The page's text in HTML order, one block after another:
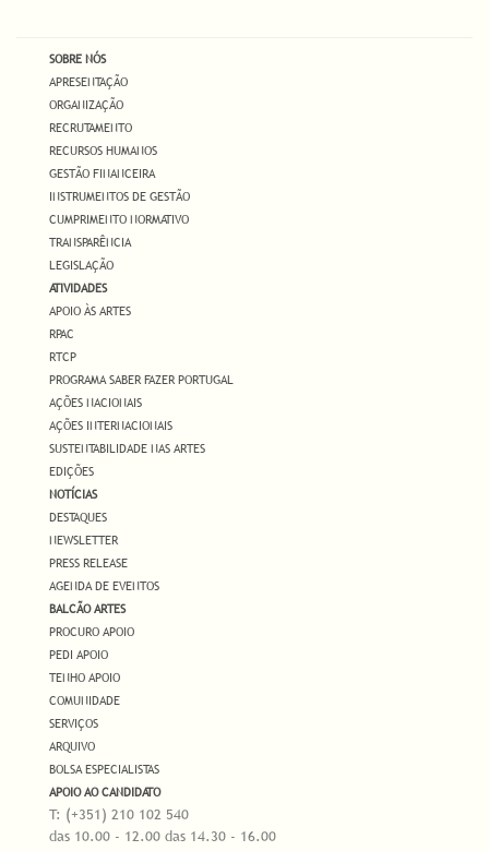
SOBRE NÓS
APRESENTAÇÃO
ORGANIZAÇÃO
RECRUTAMENTO
RECURSOS HUMANOS
GESTÃO FINANCEIRA
INSTRUMENTOS DE GESTÃO
CUMPRIMENTO NORMATIVO
TRANSPARÊNCIA
LEGISLAÇÃO
ATIVIDADES
APOIO ÀS ARTES
RPAC
RTCP
PROGRAMA SABER FAZER PORTUGAL
AÇÕES NACIONAIS
AÇÕES INTERNACIONAIS
SUSTENTABILIDADE NAS ARTES
EDIÇÕES
NOTÍCIAS
DESTAQUES
NEWSLETTER
PRESS RELEASE
AGENDA DE EVENTOS
BALCÃO ARTES
PROCURO APOIO
PEDI APOIO
TENHO APOIO
COMUNIDADE
SERVIÇOS
ARQUIVO
BOLSA ESPECIALISTAS
APOIO AO CANDIDATO
T: (+351) 210 102 540
das 10.00 - 12.00 das 14.30 - 16.00